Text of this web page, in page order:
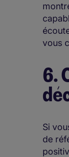
vous
6.
Si
de